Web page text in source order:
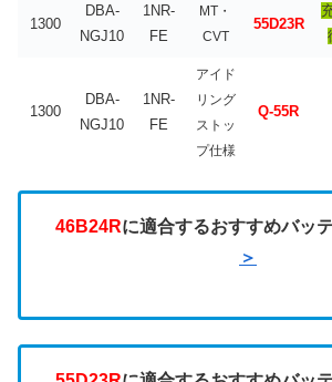
1300
DBA-
NGJ10
1NR-
FE
MT・
CVT
55D23R
1300
DBA-
NGJ10
1NR-
FE
アイド
リング
ストッ
プ仕様
Q-55R
46B24Rに適合するおすすめバッ
＞